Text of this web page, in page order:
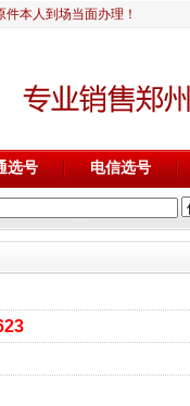
本人到场当面办理！
选号 电信选号